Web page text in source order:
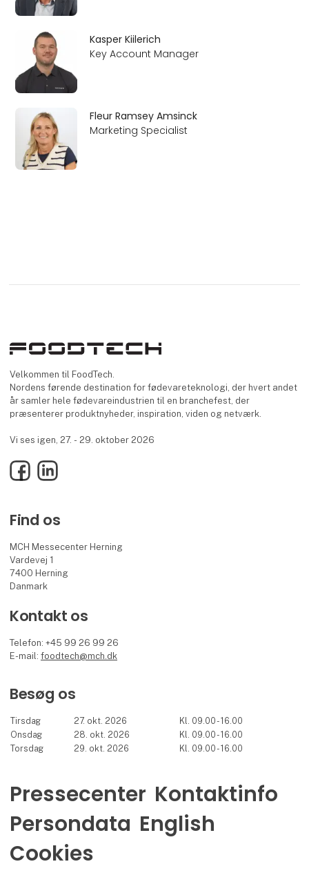
Kasper Kiilerich
Key Account Manager
Fleur Ramsey Amsinck
Marketing Specialist
Velkommen til FoodTech.
Nordens førende destination for fødevareteknologi, der hvert andet
år samler hele fødevareindustrien til en branchefest, der
præsenterer produktnyheder, inspiration, viden og netværk.
Vi ses igen, 27. - 29. oktober 2026
FacebookLinkedIn
Find os
MCH Messecenter Herning
Vardevej 1
7400 Herning
Danmark
Kontakt os
Telefon: +45 99 26 99 26
E-mail:foodtech@mch.dk
Besøg os
Tirsdag 27. okt. 2026
Kl. 09.00 - 16.00
Onsdag
28. okt. 2026
Kl. 09.00 - 16.00
Torsdag
29. okt. 2026 Kl. 09.00 - 16.00
Pressecenter Kontaktinfo
Persondata English
Cookies